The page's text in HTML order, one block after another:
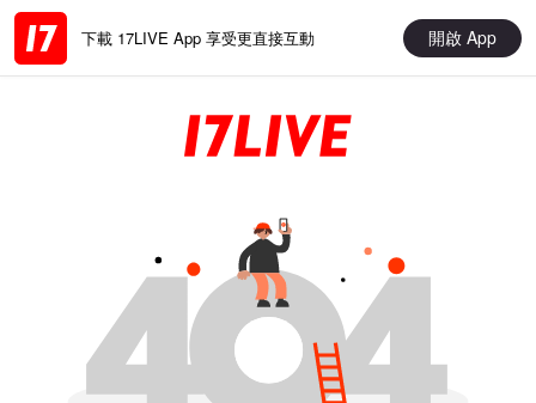
下載 17LIVE App 享受更直接互動 開啟 App